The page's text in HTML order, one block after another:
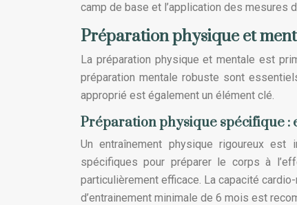
camp de base et l’application des mesures
Préparation physique et
La préparation physique et mentale est
préparation mentale robuste sont
approprié est également un élément clé.
Préparation physique spécifique
Un entraînement physique rigoureux
spécifiques pour préparer le corps à
particulièrement efficace. La capacité
d’entrainement minimale de 6 mois est